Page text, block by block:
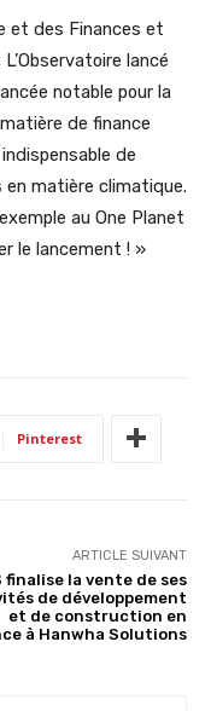
et des Finances et
lancé
notable pour la
de finance
de
en matière climatique.
au One Planet
le lancement ! »
Pinterest
ARTICLE SUIVANT
finalise la vente de ses
de développement
et de construction en
à Hanwha Solutions